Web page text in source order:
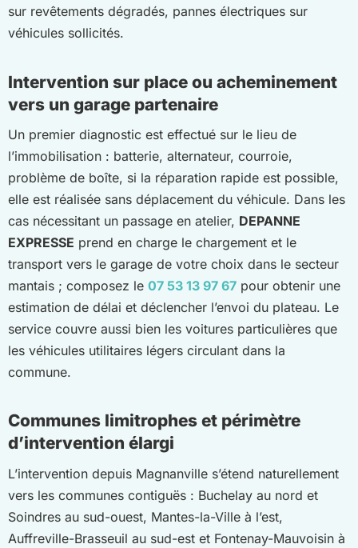
sur revêtements dégradés, pannes électriques sur
véhicules sollicités.
Intervention sur place ou acheminement
vers un garage partenaire
Un premier diagnostic est effectué sur le lieu de
l’immobilisation : batterie, alternateur, courroie,
problème de boîte, si la réparation rapide est possible,
elle est réalisée sans déplacement du véhicule. Dans les
cas nécessitant un passage en atelier, DEPANNE
EXPRESSE prend en charge le chargement et le
transport vers le garage de votre choix dans le secteur
mantais ; composez le 07 53 13 97 67 pour obtenir une
estimation de délai et déclencher l’envoi du plateau. Le
service couvre aussi bien les voitures particulières que
les véhicules utilitaires légers circulant dans la
commune.
Communes limitrophes et périmètre
d’intervention élargi
L’intervention depuis Magnanville s’étend naturellement
vers les communes contiguës : Buchelay au nord et
Soindres au sud-ouest, Mantes-la-Ville à l’est,
Auffreville-Brasseuil au sud-est et Fontenay-Mauvoisin à